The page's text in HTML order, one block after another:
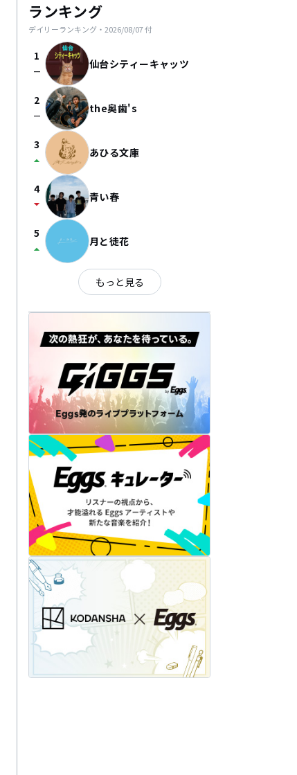
ランキング
デイリーランキング・ 2026/08/07付
1
check_indeterminate_small 仙台シティーキャッツ
2
check_indeterminate_small the奥歯's
3
arrow_drop_up あひる文庫
4
arrow_drop_down 青い春
5
arrow_drop_up 月と徒花
もっと見る